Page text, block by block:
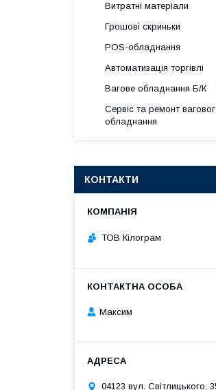
Витратні матеріали
Грошові скриньки
POS-обладнання
Автоматизація торгівлі
Вагове обладнання Б/К
Сервіс та ремонт
обладнання
КОНТАКТИ
ТОВ Кілограм
Максим
04123 вул. Світлицького,